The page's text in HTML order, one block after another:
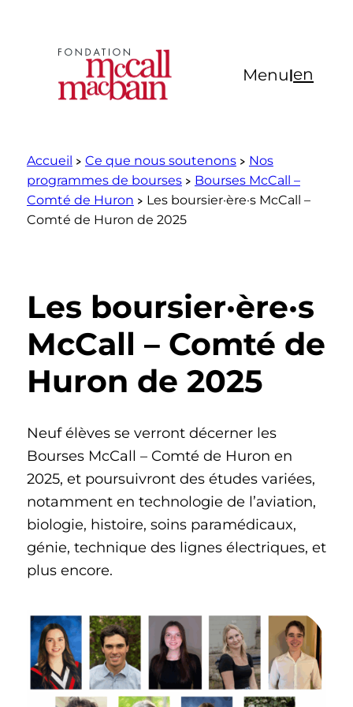
Menu|en
Accueil Ce que nous soutenons
Nos
programmes de bourses
Bourses McCall –
Comté de Huron
Les boursier·ère·s McCall –
Comté de Huron de 2025
Les boursier·ère·s
McCall – Comté de
Huron de 2025
Neuf élèves se verront décerner les
Bourses McCall – Comté de Huron en
2025, et poursuivront des études variées,
notamment en technologie de l’aviation,
biologie, histoire, soins paramédicaux,
génie, technique des lignes électriques, et
plus encore.